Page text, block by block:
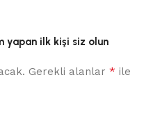
yapan ilk kişi siz olun
Gerekli alanlar * ile